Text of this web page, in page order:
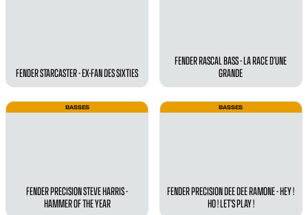
FENDER STARCASTER - EX-FAN DES SIXTIES
FENDER RASCAL BASS - LA RACE D’UNE
GRANDE
BASSES
FENDER PRECISION STEVE HARRIS -
HAMMER OF THE YEAR
BASSES
FENDER PRECISION DEE DEE RAMONE - HEY !
HO ! LET’S PLAY !